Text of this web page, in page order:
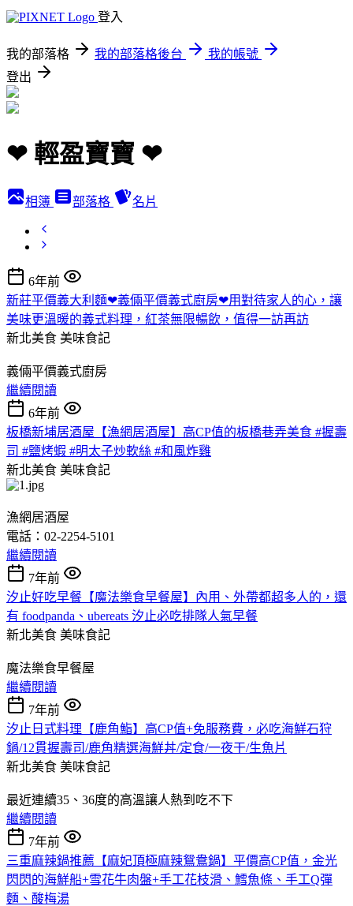
登入
我的部落格 我的部落格後台
我的帳號
登出
❤ 輕盈寶寶 ❤
相簿 部落格 名片
6年前
新莊平價義大利麵❤義倆平價義式廚房❤用對待家人的心，讓
美味更溫暖的義式料理，紅茶無限暢飲，值得一訪再訪
新北美食 美味食記
義倆平價義式廚房
繼續閱讀
6年前
板橋新埔居酒屋【漁網居酒屋】高CP值的板橋巷弄美食 #握壽
司 #鹽烤蝦 #明太子炒軟絲 #和風炸雞
新北美食 美味食記
漁網居酒屋
電話：02-2254-5101
繼續閱讀
7年前
汐止好吃早餐【魔法樂食早餐屋】內用、外帶都超多人的，還
有 foodpanda、ubereats 汐止必吃排隊人氣早餐
新北美食 美味食記
魔法樂食早餐屋
繼續閱讀
7年前
汐止日式料理【鹿角鮨】高CP值+免服務費，必吃海鮮石狩
鍋/12貫握壽司/鹿角精選海鮮丼/定食/一夜干/生魚片
新北美食 美味食記
最近連續35、36度的高溫讓人熱到吃不下
繼續閱讀
7年前
三重麻辣鍋推薦【麻妃頂極麻辣鴛鴦鍋】平價高CP值，金光
閃閃的海鮮船+雪花牛肉盤+手工花枝滑、鱈魚條、手工Q彈
麵、酸梅湯